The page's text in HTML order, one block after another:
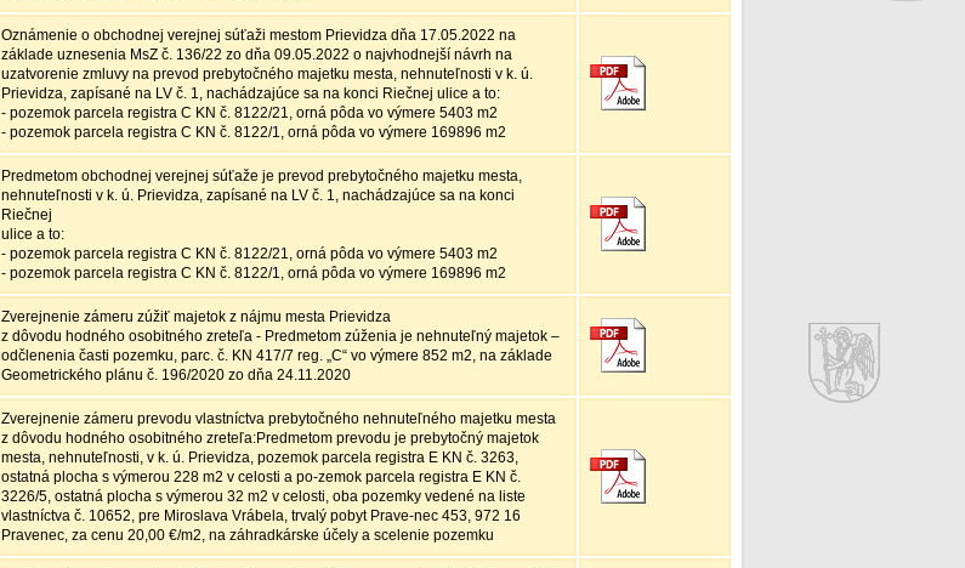
Oznámenie o obchodnej verejnej súťaži mestom Prievidza dňa 17.05.2022 na
základe uznesenia MsZ č. 136/22 zo dňa 09.05.2022 o najvhodnejší návrh na
uzatvorenie zmluvy na prevod prebytočného majetku mesta, nehnuteľnosti v k. ú.
Prievidza, zapísané na LV č. 1, nachádzajúce sa na konci Riečnej ulice a to:
- pozemok parcela registra C KN č. 8122/21, orná pôda vo výmere 5403 m2
- pozemok parcela registra C KN č. 8122/1, orná pôda vo výmere 169896 m2
Predmetom obchodnej verejnej súťaže je prevod prebytočného majetku mesta,
nehnuteľnosti v k. ú. Prievidza, zapísané na LV č. 1, nachádzajúce sa na konci
Riečnej
ulice a to:
- pozemok parcela registra C KN č. 8122/21, orná pôda vo výmere 5403 m2
- pozemok parcela registra C KN č. 8122/1, orná pôda vo výmere 169896 m2
Zverejnenie zámeru zúžiť majetok z nájmu mesta Prievidza
z dôvodu hodného osobitného zreteľa - Predmetom zúženia je nehnuteľný majetok –
odčlenenia časti pozemku, parc. č. KN 417/7 reg. „C“ vo výmere 852 m2, na základe
Geometrického plánu č. 196/2020 zo dňa 24.11.2020
Zverejnenie zámeru prevodu vlastníctva prebytočného nehnuteľného majetku mesta
z dôvodu hodného osobitného zreteľa:Predmetom prevodu je prebytočný majetok
mesta, nehnuteľnosti, v k. ú. Prievidza, pozemok parcela registra E KN č. 3263,
ostatná plocha s výmerou 228 m2 v celosti a po-zemok parcela registra E KN č.
3226/5, ostatná plocha s výmerou 32 m2 v celosti, oba pozemky vedené na liste
vlastníctva č. 10652, pre Miroslava Vrábela, trvalý pobyt Prave-nec 453, 972 16
Pravenec, za cenu 20,00 €/m2, na záhradkárske účely a scelenie pozemku